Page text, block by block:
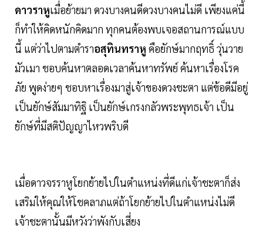
ดาวราหูเมื่อย้ายมา ดวงบางคนดีดวงบางคนไม่ดี เพียงแค่นี้
ก็ทำให้คิดหนักคิดมาก ทุกคนต้องพบเจอสถานการณ์แบบ
นี้ แต่ว่าไปตามตำราอสุทินทราหู คือยักษ์มากฤทธิ์ วุ่นวาย
มัวเมา ชอบค้นหาตลอดเวลาค้นหาทรัพย์ ค้นหาเรื่องโรค
ภัย พูดง่ายๆ ชอบหาเรื่องมาสู่เจ้าของดวงชะตา แต่ข้อดีมีอยู่
เป็นยักษ์สัมมาทิฐิ เป็นยักษ์เกรงกลัวพระพุทธเจ้า เป็น
ยักษ์ที่มีสติปัญญาไหวพริบดี
เมื่อดาวจรราหูโยกย้ายไปในตำแหน่งที่ดีแก่เจ้าชะตาก็ส่ง
เสริมให้คุณให้โชคลาภแต่ถ้าโยกย้ายไปในตำแหน่งไม่ดี
เจ้าชะตานั้นมีหวังว่าพังกับเสี่ยง